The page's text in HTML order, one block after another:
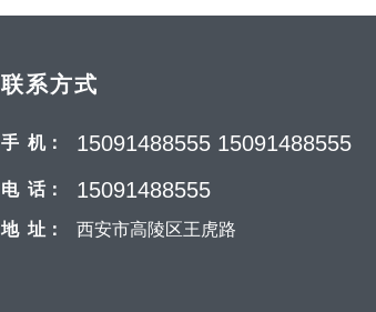
联系方式
手 机： 15091488555 15091488555
电 话： 15091488555
地 址： 西安市高陵区王虎路